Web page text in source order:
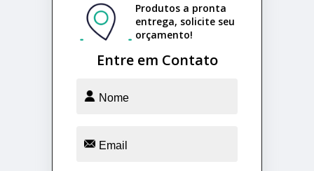
Entre em Contato
Produtos a pronta
entrega, solicite seu
orçamento!